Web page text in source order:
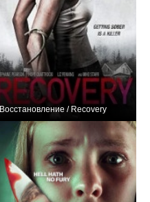
Восстановление / Recovery